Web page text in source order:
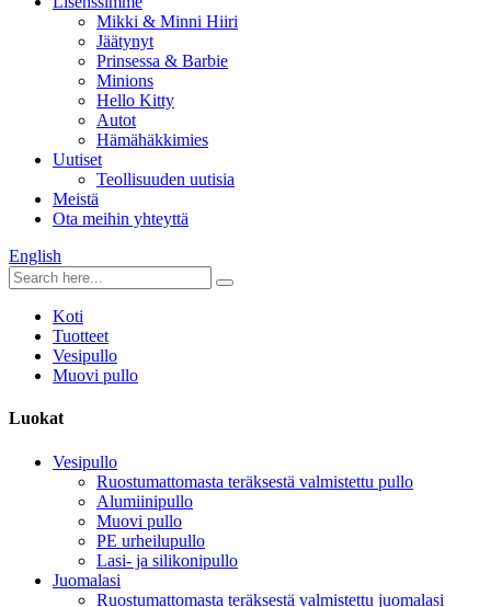
Mikki & Minni Hiiri
Jäätynyt
Prinsessa & Barbie
Minions
Hello Kitty
Autot
Hämähäkkimies
Uutiset
Teollisuuden uutisia
Meistä
Ota meihin yhteyttä
English
Koti
Tuotteet
Vesipullo
Muovi pullo
Luokat
Vesipullo
Ruostumattomasta teräksestä valmistettu pullo
Alumiinipullo
Muovi pullo
PE urheilupullo
Lasi- ja silikonipullo
Juomalasi
Ruostumattomasta teräksestä valmistettu juomalasi